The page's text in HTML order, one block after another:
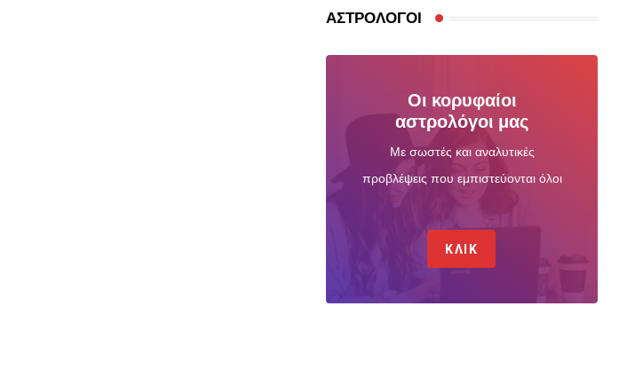
ΑΣΤΡΟΛΌΓΟΙ
Οι κορυφαίοι
αστρολόγοι μας
Με σωστές και αναλυτικές
προβλέψεις που εμπιστεύονται όλοι
ΚΛΙΚ